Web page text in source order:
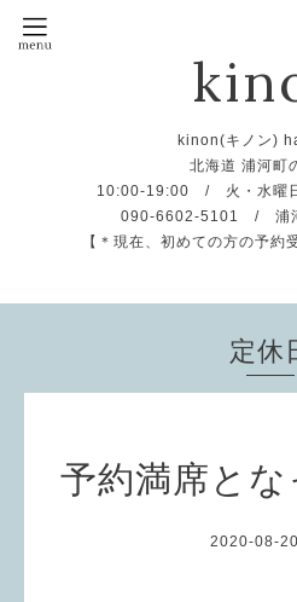
kinon(キノン)
北海道 浦河町
10:00-19:00 / 火・水曜日
090-6602-5101 / 浦
【＊現在、初めての方の予約
定休
予約満席と
2020-08-